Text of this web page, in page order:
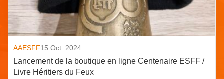
AAESFF15 Oct. 2024
Lancement de la boutique en ligne Centenaire ESFF /
Livre Héritiers du Feux